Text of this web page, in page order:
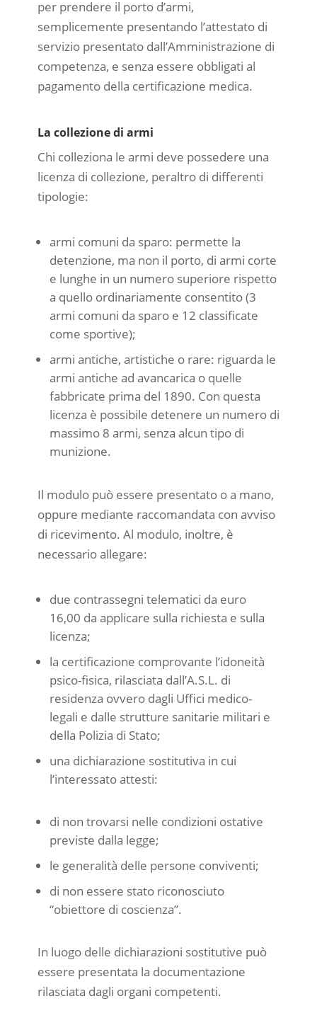
per prendere il porto d’armi,
semplicemente presentando l’attestato di
servizio presentato dall’Amministrazione di
competenza, e senza essere obbligati al
pagamento della certificazione medica.
La collezione di armi
Chi colleziona le armi deve possedere una
licenza di collezione, peraltro di differenti
tipologie:
armi comuni da sparo: permette la
detenzione, ma non il porto, di armi corte
e lunghe in un numero superiore rispetto
a quello ordinariamente consentito (3
armi comuni da sparo e 12 classificate
come sportive);
armi antiche, artistiche o rare: riguarda le
armi antiche ad avancarica o quelle
fabbricate prima del 1890. Con questa
licenza è possibile detenere un numero di
massimo 8 armi, senza alcun tipo di
munizione.
Il modulo può essere presentato o a mano,
oppure mediante raccomandata con avviso
di ricevimento. Al modulo, inoltre, è
necessario allegare:
due contrassegni telematici da euro
16,00 da applicare sulla richiesta e sulla
licenza;
la certificazione comprovante l’idoneità
psico-fisica, rilasciata dall’A.S.L. di
residenza ovvero dagli Uffici medico-
legali e dalle strutture sanitarie militari e
della Polizia di Stato;
una dichiarazione sostitutiva in cui
l’interessato attesti:
di non trovarsi nelle condizioni ostative
previste dalla legge;
le generalità delle persone conviventi;
di non essere stato riconosciuto
“obiettore di coscienza”.
In luogo delle dichiarazioni sostitutive può
essere presentata la documentazione
rilasciata dagli organi competenti.